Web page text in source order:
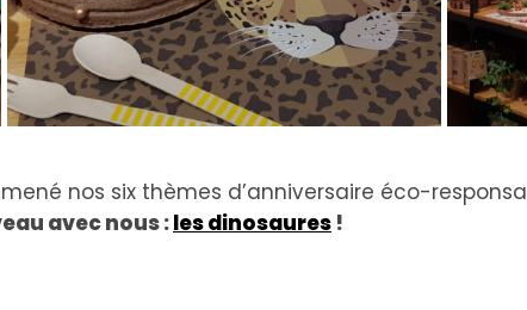
nos six thèmes d’anniversaire éco-
avec nous :les dinosaures !